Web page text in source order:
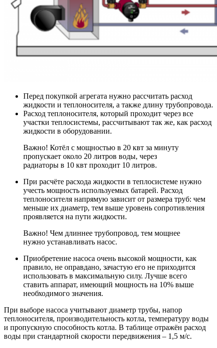
Перед покупкой агрегата нужно рассчитать расход
жидкости и теплоносителя, а также длину трубопровода.
Расход теплоносителя, который проходит через все
участки теплосистемы, рассчитывают так же, как расход
жидкости в оборудовании.
Важно! Котёл с мощностью в 20 квт за минуту
пропускает около 20 литров воды, через
радиаторы в 10 квт проходит 10 литров.
При расчёте расхода жидкости в теплосистеме нужно
учесть мощность используемых батарей. Расход
теплоносителя напрямую зависит от размера труб: чем
меньше их диаметр, тем выше уровень сопротивления
проявляется на пути жидкости.
Важно! Чем длиннее трубопровод, тем мощнее
нужно устанавливать насос.
Приобретение насоса очень высокой мощности, как
правило, не оправдано, зачастую его не приходится
использовать в максимальную силу. Лучше всего
ставить аппарат, имеющий мощность на 10% выше
необходимого значения.
При выборе насоса учитывают диаметр трубы, напор
теплоносителя, производительность котла, температуру воды
и пропускную способность котла. В таблице отражён расход
воды при стандартной скорости передвижения – 1,5 м/с.